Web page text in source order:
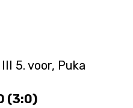
5. voor, Puka
(3:0)